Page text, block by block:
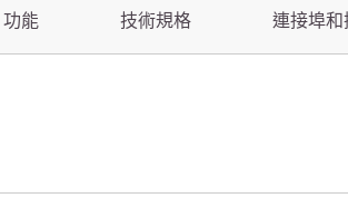
功能 技術規格 連接埠和